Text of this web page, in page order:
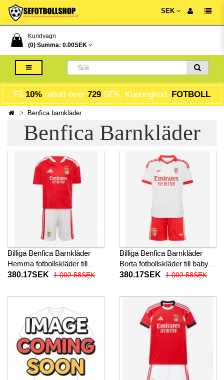
SEK
Kundvagn
(0) Summa: 0.00SEK
Få 10% rabatt över 729 SEK, Kupongkod: FOTBOLL
Benfica barnkläder
Benfica Barnkläder
Billiga Benfica Barnkläder
Hemma fotbollskläder till
baby 2026-27 Kortärmad (+
380.17SEK 1 002.58SEK
Billiga Benfica Barnkläder
Borta fotbollskläder till baby
2026-27 Kortärmad (+ Korta
380.17SEK 1 002.58SEK